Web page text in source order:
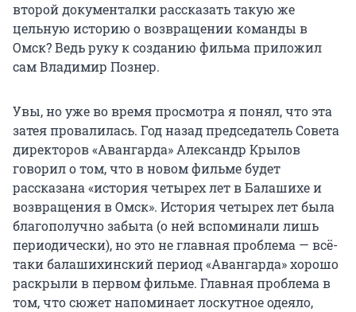
второй документалки рассказать такую же
цельную историю о возвращении команды в
Омск? Ведь руку к созданию фильма приложил
сам Владимир Познер.
Увы, но уже во время просмотра я понял, что эта
затея провалилась. Год назад председатель Совета
директоров «Авангарда» Александр Крылов
говорил о том, что в новом фильме будет
рассказана «история четырех лет в Балашихе и
возвращения в Омск». История четырех лет была
благополучно забыта (о ней вспоминали лишь
периодически), но это не главная проблема — всё-
таки балашихинский период «Авангарда» хорошо
раскрыли в первом фильме. Главная проблема в
том, что сюжет напоминает лоскутное одеяло,